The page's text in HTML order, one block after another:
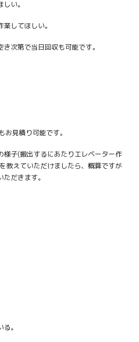
い。
してほしい。
次第で当日回収も可能です。
お見積り可能です。
様子(搬出するにあたりエレベーター作
教えていただけましたら、概算ですが
だきます。
。